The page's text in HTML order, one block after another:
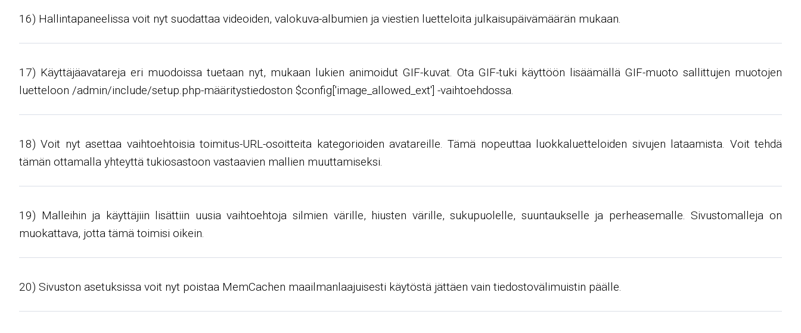
16) Hallintapaneelissa voit nyt suodattaa videoiden, valokuva-albumien ja viestien luetteloita julkaisupäivämäärän mukaan.
17) Käyttäjäavatareja eri muodoissa tuetaan nyt, mukaan lukien animoidut GIF-kuvat. Ota GIF-tuki käyttöön lisäämällä GIF-muoto sallittujen muotojen
luetteloon /admin/include/setup.php-määritystiedoston $config['image_allowed_ext'] -vaihtoehdossa.
18) Voit nyt asettaa vaihtoehtoisia toimitus-URL-osoitteita kategorioiden avatareille. Tämä nopeuttaa luokkaluetteloiden sivujen lataamista. Voit tehdä
tämän ottamalla yhteyttä tukiosastoon vastaavien mallien muuttamiseksi.
19) Malleihin ja käyttäjiin lisättiin uusia vaihtoehtoja silmien värille, hiusten värille, sukupuolelle, suuntaukselle ja perheasemalle. Sivustomalleja on
muokattava, jotta tämä toimisi oikein.
20) Sivuston asetuksissa voit nyt poistaa MemCachen maailmanlaajuisesti käytöstä jättäen vain tiedostovälimuistin päälle.